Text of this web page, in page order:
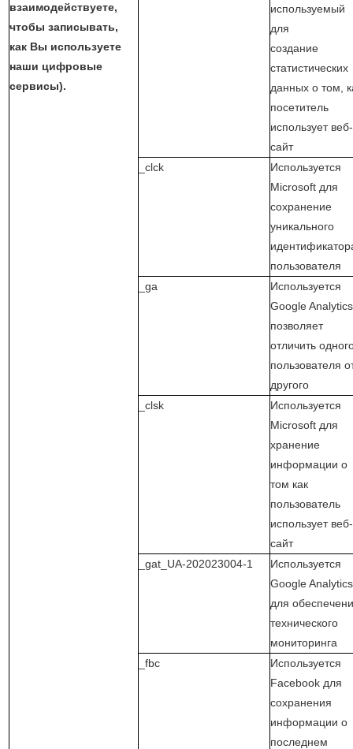
взаимодействуете,
чтобы записывать,
как Вы используете
наши цифровые
сервисы).
используемый
для
создание
статистических
данных о том,
посетитель
использует веб-
сайт
_clck
Используется
Microsoft для
сохранение
уникального
пользователя
_ga
Используется
Google Analytics
позволяет
отличить
пользователя
другого
_clsk
Используется
Microsoft для
хранение
информации о
том как
пользователь
использует веб-
сайт
_gat_UA-202023004-1
Используется
Google Analytics
для
технического
мониторинга
_fbc
Используется
Facebook для
сохранения
информации о
последнем